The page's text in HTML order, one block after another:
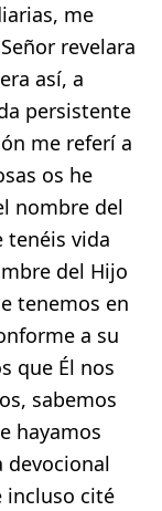
me
revelara
así, a
persistente
me referí a
os he
nombre del
tenéis vida
del Hijo
tenemos en
a su
que Él nos
sabemos
hayamos
devocional
incluso cité